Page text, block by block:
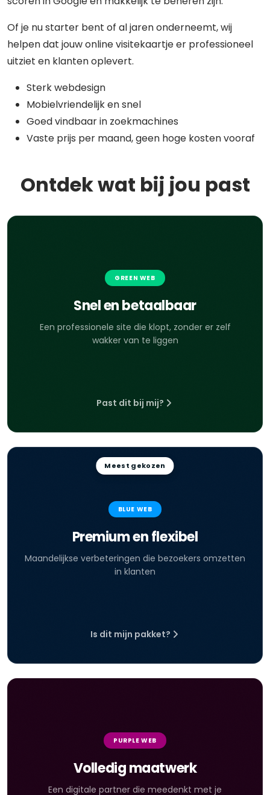
Of je nu starter bent of al jaren onderneemt, wij
helpen dat jouw online visitekaartje er professioneel
uitziet en klanten oplevert.
Sterk webdesign
Mobielvriendelijk en snel
Goed vindbaar in zoekmachines
Vaste prijs per maand, geen hoge kosten vooraf
Ontdek wat bij jou past
GREEN WEB
Snel en betaalbaar
Een professionele site die klopt, zonder er zelf
wakker van te liggen
Past dit bij mij?
Meest gekozen
BLUE WEB
Premium en flexibel
Maandelijkse verbeteringen die bezoekers omzetten
in klanten
Is dit mijn pakket?
PURPLE WEB
Volledig maatwerk
Een digitale partner die meedenkt met je